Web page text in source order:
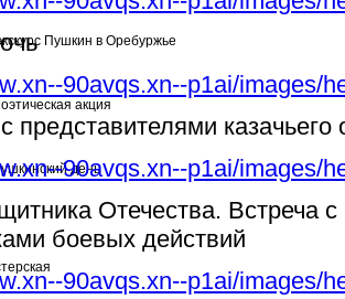
Пушкин в Оребуржье
акция
день
90avqs.xn--p1ai/images/
представителями
90avqs.xn--p1ai/images/
Отечества. Встреча
боевых действий
90avqs.xn--p1ai/images/